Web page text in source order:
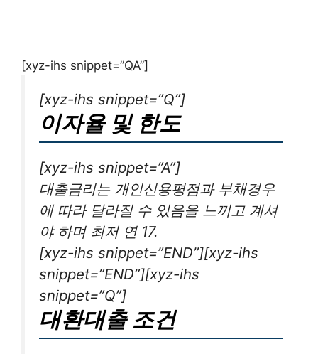
[xyz-ihs snippet=”QA”]
[xyz-ihs snippet=”Q”]
이자율 및 한도
[xyz-ihs snippet=”A”]
대출금리는 개인신용평점과 부채경우
에 따라 달라질 수 있음을 느끼고 계셔
야 하며 최저 연 17.
[xyz-ihs snippet=”END”][xyz-ihs
snippet=”END”][xyz-ihs
snippet=”Q”]
대환대출 조건